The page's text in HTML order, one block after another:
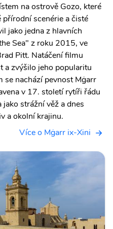
na ostrově Gozo, které
scenérie a čisté
jako jedna z hlavních
Sea" z roku 2015, ve
Pitt. Natáčení filmu
a zvýšilo jeho popularitu
se nachází pevnost Mġarr
v 17. století rytíři řádu
jako strážní věž a dnes
a okolní krajinu.
Více o Mġarr ix-Xini